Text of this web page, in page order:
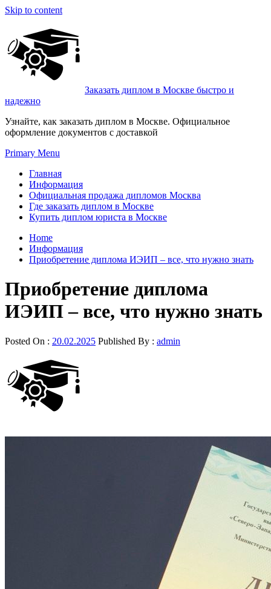
Skip to content
Заказать диплом в Москве быстро и
надежно
Узнайте, как заказать диплом в Москве. Официальное
оформление документов с доставкой
Primary Menu
Главная
Информация
Официальная продажа дипломов Москва
Где заказать диплом в Москве
Купить диплом юриста в Москве
Home
Информация
Приобретение диплома ИЭИП – все, что нужно знать
Приобретение диплома
ИЭИП – все, что нужно знать
Posted On : 20.02.2025 Published By : admin